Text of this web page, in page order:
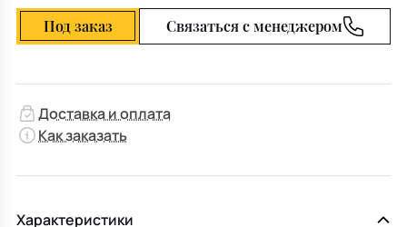
Под заказ Связаться с менеджером
Доставка и оплата
Как заказать
Характеристики